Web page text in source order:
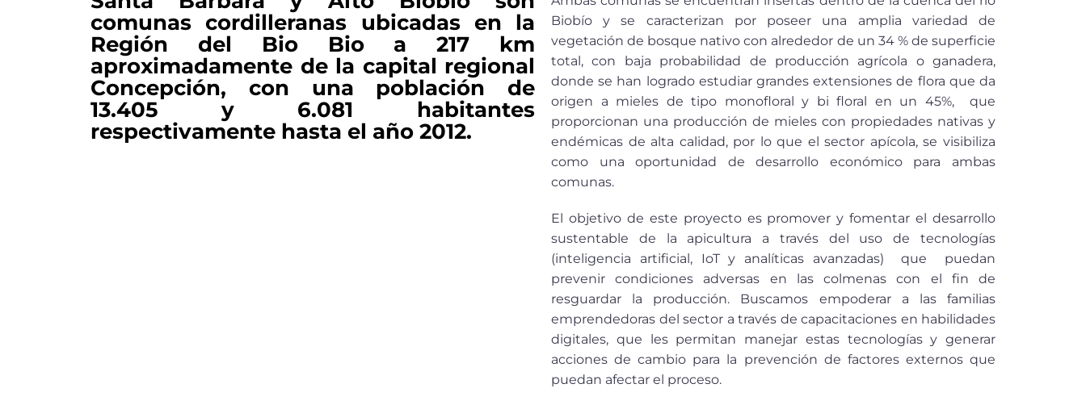
comunas cordilleranas ubicadas en la
Región del Bio Bio a 217 km
aproximadamente de la capital regional
Concepción, con una población de
13.405 y 6.081 habitantes
respectivamente hasta el año 2012.
Biobío y se caracterizan por poseer una amplia variedad de
vegetación de bosque nativo con alrededor de un 34 % de superficie
total, con baja probabilidad de producción agrícola o ganadera,
donde se han logrado estudiar grandes extensiones de flora que da
origen a mieles de tipo monofloral y bi floral en un 45%, que
proporcionan una producción de mieles con propiedades nativas y
endémicas de alta calidad, por lo que el sector apícola, se visibiliza
como una oportunidad de desarrollo económico para ambas
comunas.
El objetivo de este proyecto es promover y fomentar el desarrollo
sustentable de la apicultura a través del uso de tecnologías
(inteligencia artificial, IoT y analíticas avanzadas) que puedan
prevenir condiciones adversas en las colmenas con el fin de
resguardar la producción. Buscamos empoderar a las familias
emprendedoras del sector a través de capacitaciones en habilidades
digitales, que les permitan manejar estas tecnologías y generar
acciones de cambio para la prevención de factores externos que
puedan afectar el proceso.